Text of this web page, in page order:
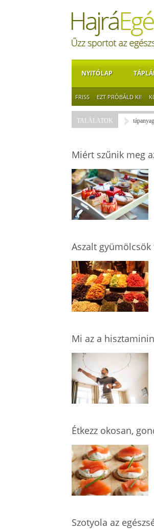
NYITÓLAP
FRISS EZT PRÓBÁLD KI!
TALÁLATOK tápanyag
Miért szűnik meg
Aszalt
Mi az a
Étkezz okosan,
Szotyola az